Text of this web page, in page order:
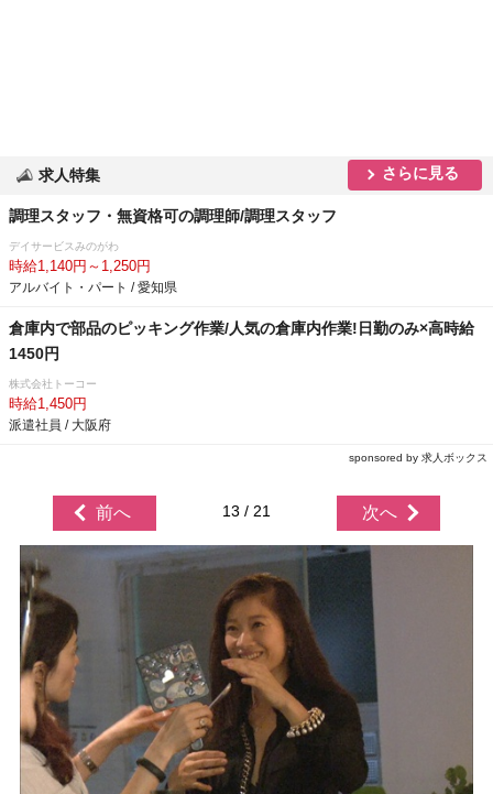
求人特集 さらに見る
調理スタッフ・無資格可の調理師/調理スタッフ
デイサービスみのがわ
時給1,140円～1,250円
アルバイト・パート / 愛知県
倉庫内で部品のピッキング作業/人気の倉庫内作業!日勤のみ×高時給
1450円
株式会社トーコー
時給1,450円
派遣社員 / 大阪府
sponsored by 求人ボックス
前へ 13 / 21 次へ